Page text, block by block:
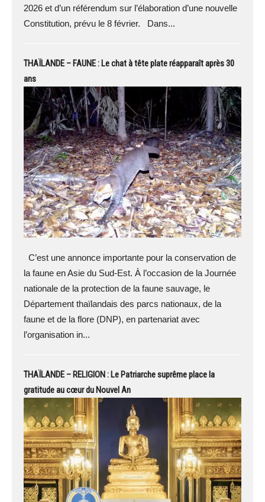
2026 et d’un référendum sur l’élaboration d’une nouvelle
Constitution, prévu le 8 février. Dans...
THAÏLANDE – FAUNE : Le chat à tête plate réapparaît après 30
ans
C’est une annonce importante pour la conservation de
la faune en Asie du Sud-Est. À l’occasion de la Journée
nationale de la protection de la faune sauvage, le
Département thaïlandais des parcs nationaux, de la
faune et de la flore (DNP), en partenariat avec
l’organisation in...
THAÏLANDE – RELIGION : Le Patriarche suprême place la
gratitude au cœur du Nouvel An